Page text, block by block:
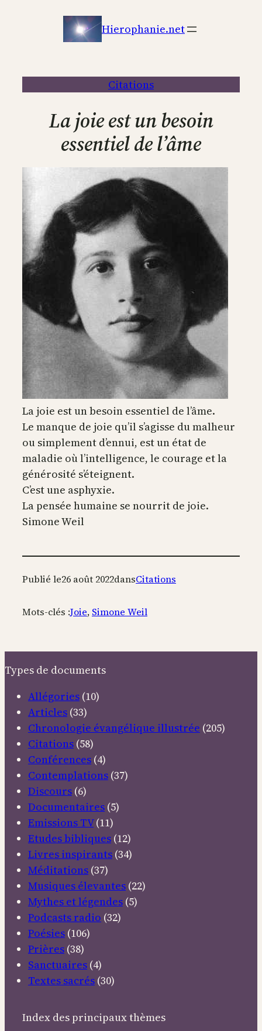
Hierophanie.net
Citations
La joie est un besoin
essentiel de l’âme
La joie est un besoin essentiel de l’âme.
Le manque de joie qu’il s’agisse du malheur
ou simplement d’ennui, est un état de
maladie où l’intelligence, le courage et la
générosité s’éteignent.
C’est une asphyxie.
La pensée humaine se nourrit de joie.
Simone Weil
Publié le26 août 2022dansCitations
Mots-clés :Joie, Simone Weil
Types de documents
Allégories (10)
Articles (33)
Chronologie évangélique illustrée (205)
Citations (58)
Conférences (4)
Contemplations (37)
Discours (6)
Documentaires (5)
Emissions TV(11)
Etudes bibliques (12)
Livres inspirants (34)
Méditations (37)
Musiques élevantes (22)
Mythes et légendes (5)
Podcasts radio (32)
Poésies (106)
Prières (38)
Sanctuaires (4)
Textes sacrés (30)
Index des principaux thèmes